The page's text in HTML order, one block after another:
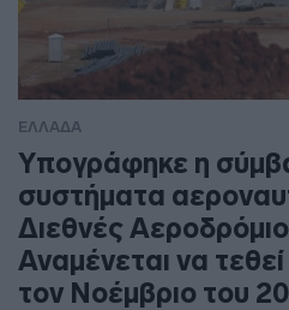
ΕΛΛΑΔΑ
Υπογράφηκε η
συστήματα
Διεθνές
Αναμένεται να
τον Νοέμβριο του